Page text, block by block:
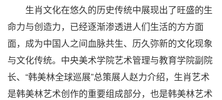
生肖文化在悠久的历史传统中展现出了旺盛的生
命力与创造力，已经逐渐渗透进人们生活的方方面
面，成为中国人之间血脉共生、历久弥新的文化现象
与文化传统。中央美术学院艺术管理与教育学院副院
长、“韩美林全球巡展”总策展人赵力介绍，生肖艺术
是韩美林艺术创作的重要组成部分，也是韩美林艺术